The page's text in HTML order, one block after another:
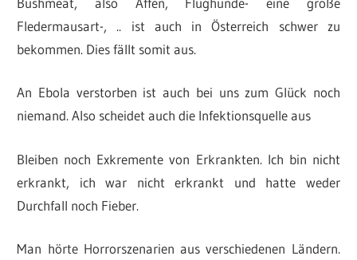
Fledermausart-, .. ist auch in Österreich schwer zu
bekommen. Dies fällt somit aus.
An Ebola verstorben ist auch bei uns zum Glück noch
niemand. Also scheidet auch die Infektionsquelle aus
Bleiben noch Exkremente von Erkrankten. Ich bin nicht
erkrankt, ich war nicht erkrankt und hatte weder
Durchfall noch Fieber.
Man hörte Horrorszenarien aus verschiedenen Ländern.